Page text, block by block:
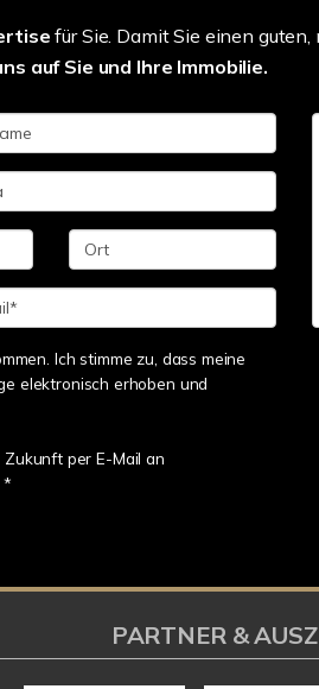
für Sie. Damit Sie einen
auf Sie und Ihre Immobilie.
Ich stimme zu, dass meine
elektronisch erhoben und
per E-Mail an
*
PARTNER &